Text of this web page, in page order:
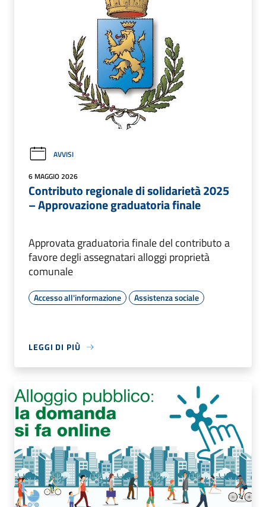
AVVISI
6 MAGGIO 2026
Contributo regionale di solidarietà 2025
– Approvazione graduatoria finale
Approvata graduatoria finale del contributo a
favore degli assegnatari alloggi proprietà
comunale
Accesso all'informazione Assistenza sociale
LEGGI DI PIÙ